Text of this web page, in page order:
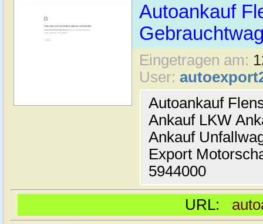
Autoankauf
Eingetragen am:
User:
Autoankauf
Ankauf LKW
Ankauf
Export
5944000
URL: